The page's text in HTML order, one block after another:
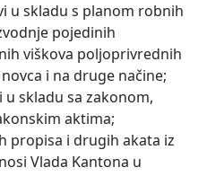
u skladu s planom robnih
pojedinih
viškova poljoprivrednih
i na druge načine;
skladu sa zakonom,
aktima;
propisa i drugih akata iz
Vlada Kantona u